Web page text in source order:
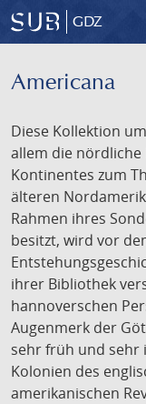
GDZ
Americana
Diese Kollektion
allem die
Kontinentes zum
älteren
Rahmen ihres
besitzt, wird vor
ihrer Bibliothek
hannoverschen
Augenmerk der
sehr früh und sehr
Kolonien des
amerikanischen